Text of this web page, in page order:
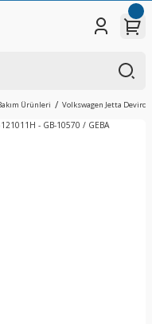
Ürünleri Volkswagen Jetta